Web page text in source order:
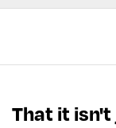
That it